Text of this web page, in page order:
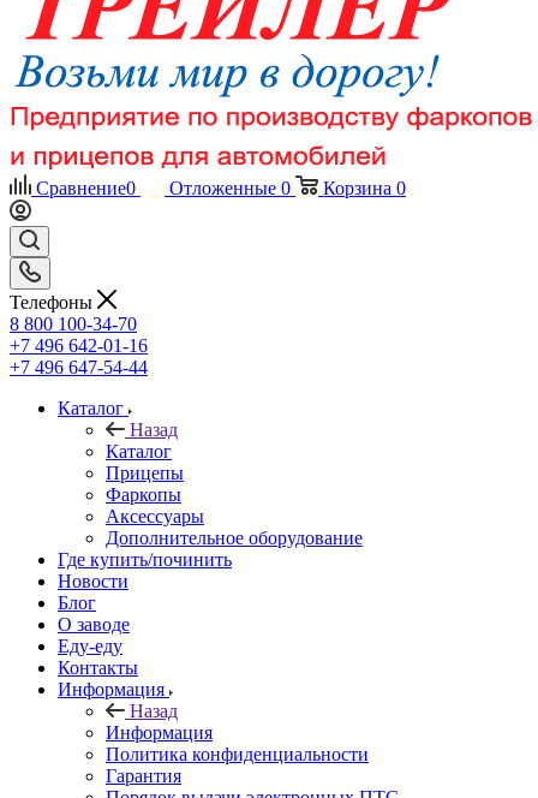
Сравнение0 Отложенные 0 Корзина 0
Телефоны
8 800 100-34-70
+7 496 642-01-16
+7 496 647-54-44
Каталог
Назад
Каталог
Прицепы
Фаркопы
Аксессуары
Дополнительное оборудование
Где купить/починить
Новости
Блог
О заводе
Еду-еду
Контакты
Информация
Назад
Информация
Политика конфиденциальности
Гарантия